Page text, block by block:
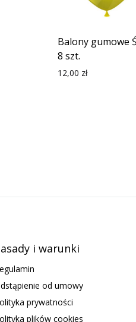
Balony gumowe
8 szt.
12,00 zł
i warunki
od umowy
prywatności
plików cookies